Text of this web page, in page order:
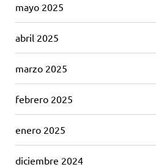
mayo 2025
abril 2025
marzo 2025
febrero 2025
enero 2025
diciembre 2024